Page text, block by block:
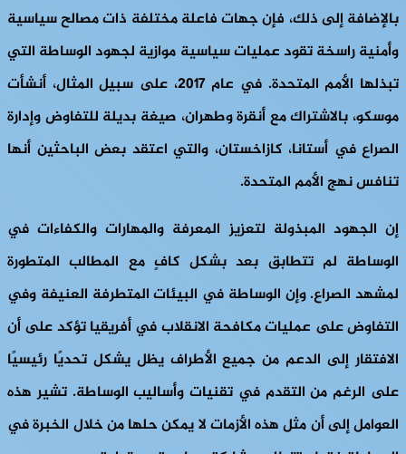
بالإضافة إلى ذلك، فإن جهات فاعلة مختلفة ذات مصالح سياسية
وأمنية راسخة تقود عمليات سياسية موازية لجهود الوساطة التي
تبذلها الأمم المتحدة. في عام 2017، على سبيل المثال، أنشأت
موسكو، بالاشتراك مع أنقرة وطهران، صيغة بديلة للتفاوض وإدارة
الصراع في أستانا، كازاخستان، والتي اعتقد بعض الباحثين أنها
تنافس نهج الأمم المتحدة.
إن الجهود المبذولة لتعزيز المعرفة والمهارات والكفاءات في
الوساطة لم تتطابق بعد بشكل كافٍ مع المطالب المتطورة
لمشهد الصراع. وإن الوساطة في البيئات المتطرفة العنيفة وفي
التفاوض على عمليات مكافحة الانقلاب في أفريقيا تؤكد على أن
الافتقار إلى الدعم من جميع الأطراف يظل يشكل تحديًا رئيسيًا
على الرغم من التقدم في تقنيات وأساليب الوساطة. تشير هذه
العوامل إلى أن مثل هذه الأزمات لا يمكن حلها من خلال الخبرة في